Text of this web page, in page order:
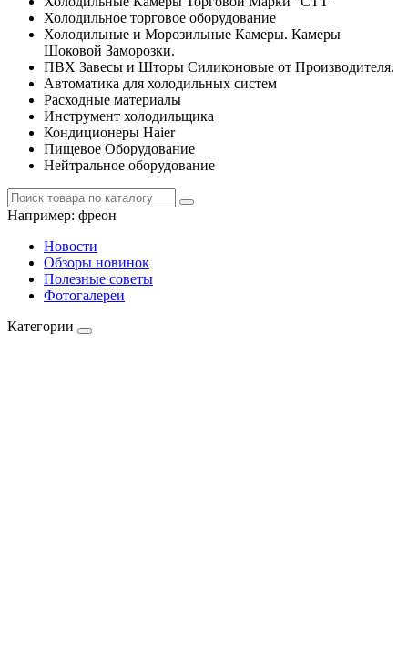
Холодильное торговое оборудование
Холодильные и Морозильные Камеры. Камеры
Шоковой Заморозки.
ПВХ Завесы и Шторы Силиконовые от Производителя.
Автоматика для холодильных систем
Расходные материалы
Инструмент холодильщика
Кондиционеры Haier
Пищевое Оборудование
Нейтральное оборудование
Например: фреон
Новости
Обзоры новинок
Полезные советы
Фотогалереи
Категории